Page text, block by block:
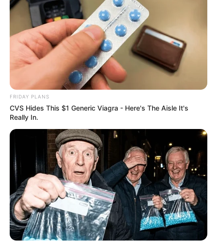
FRIDAY PLANS
CVS Hides This $1 Generic Viagra - Here's The Aisle It's
Really In.